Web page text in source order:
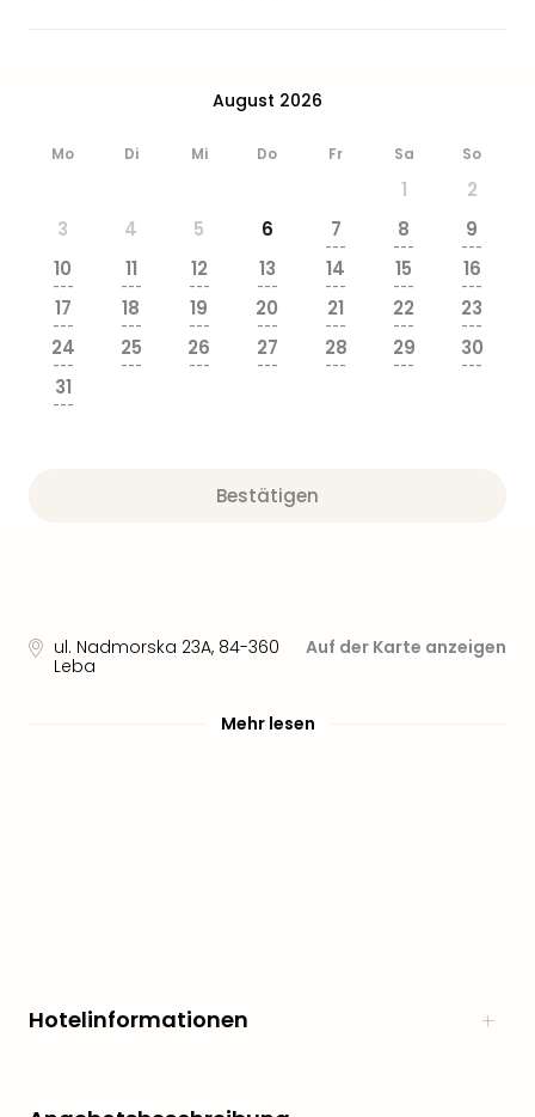
August 2026
Mo Di Mi Do Fr Sa So
1
2
3
4 5 6 7
---
8
---
9
---
10
---
11
---
12
---
13
---
14
---
15
---
16
---
17
---
18
---
19
---
20
---
21
---
22
---
23
---
24
---
25
---
26
---
27
---
28
---
29
---
30
---
31
---
Bestätigen
ul. Nadmorska 23A, 84-360
Leba
Auf der Karte anzeigen
Mehr lesen
Hotelinformationen